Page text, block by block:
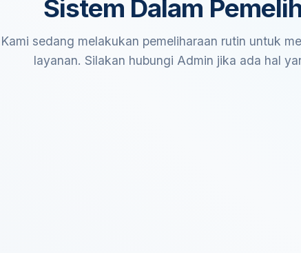
Sistem Dalam
Kami sedang melakukan pemeliharaan rutin untuk
layanan. Silakan hubungi Admin jika ada hal